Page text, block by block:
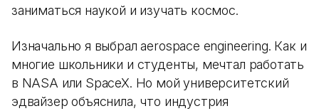
заниматься наукой и изучать космос.
Изначально я выбрал aerospace engineering. Как и
многие школьники и студенты, мечтал работать
в NASA или SpaceX. Но мой университетский
эдвайзер объяснила, что индустрия